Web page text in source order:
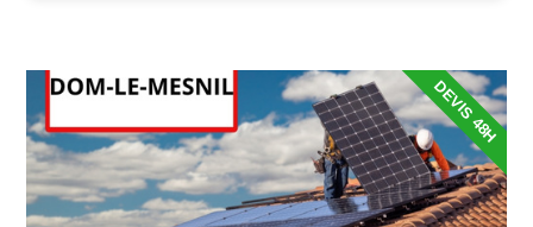
DEVIS 48H